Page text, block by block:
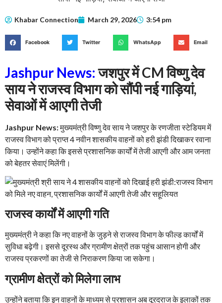
Khabar Connection March 29, 2026 3:54 pm
Facebook Twitter WhatsApp Email
Jashpur News:जशपुर में CM विष्णु देव
साय ने राजस्व विभाग को सौंपी नई गाड़ियां,
सेवाओं में आएगी तेजी
Jashpur News:मुख्यमंत्री विष्णु देव साय ने जशपुर के रणजीता स्टेडियम में
राजस्व विभाग को प्राप्त 4 नवीन शासकीय वाहनों को हरी झंडी दिखाकर रवाना
किया। उन्होंने कहा कि इससे प्रशासनिक कार्यों में तेजी आएगी और आम जनता
को बेहतर सेवाएं मिलेंगी।
राजस्व कार्यों में आएगी गति
मुख्यमंत्री ने कहा कि नए वाहनों के जुड़ने से राजस्व विभाग के फील्ड कार्यों में
सुविधा बढ़ेगी। इससे दूरस्थ और ग्रामीण क्षेत्रों तक पहुंच आसान होगी और
राजस्व प्रकरणों का तेजी से निराकरण किया जा सकेगा।
ग्रामीण क्षेत्रों को मिलेगा लाभ
उन्होंने बताया कि इन वाहनों के माध्यम से प्रशासन अब दूरदराज के इलाकों तक